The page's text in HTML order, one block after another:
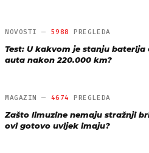
NOVOSTI — 5988 PREGLEDA
Test: U kakvom je stanju
auta nakon 220.000 km?
MAGAZIN — 4674 PREGLEDA
Zašto limuzine nemaju stražnji
ovi gotovo uvijek imaju?